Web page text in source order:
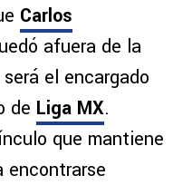
Carlos
afuera de la
el encargado
de Liga MX.
que mantiene
encontrarse